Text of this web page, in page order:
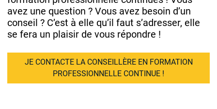
avez une question ? Vous avez besoin d’un
conseil ? C’est à elle qu’il faut s’adresser, elle
se fera un plaisir de vous répondre !
JE CONTACTE LA CONSEILLÈRE EN FORMATION
PROFESSIONNELLE CONTINUE !